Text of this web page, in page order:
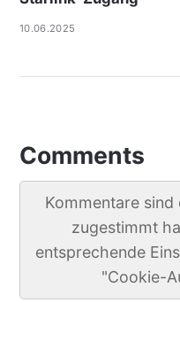
10.06.2025
Comments
Kommentare
zugestimmt
entsprechende
"Cookie-